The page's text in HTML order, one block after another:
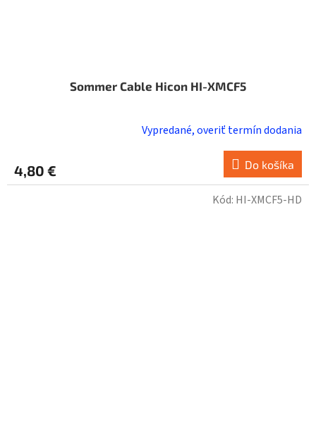
Sommer Cable Hicon HI-XMCF5
Vypredané, overiť termín dodania
4,80 € Do košíka
Kód: HI-XMCF5-HD